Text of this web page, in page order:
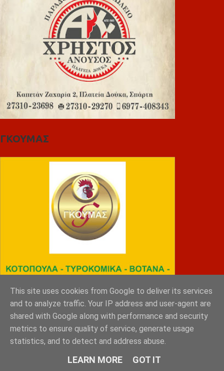
ΓΚΟΥΜΑΣ
This site uses cookies from Google to deliver its services
and to analyze traffic. Your IP address and user-agent are
shared with Google along with performance and security
metrics to ensure quality of service, generate usage
statistics, and to detect and address abuse.
LEARN MORE GOT IT